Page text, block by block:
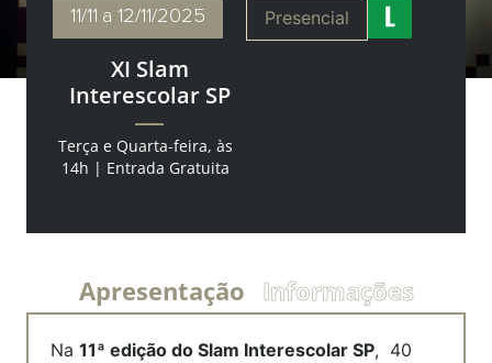
11/11 a 12/11/2025
XI Slam
Interescolar SP
Terça e Quarta-feira, às
14h | Entrada Gratuita
Presencial
Apresentação Informações
Na 11ª edição do Slam Interescolar SP, 40